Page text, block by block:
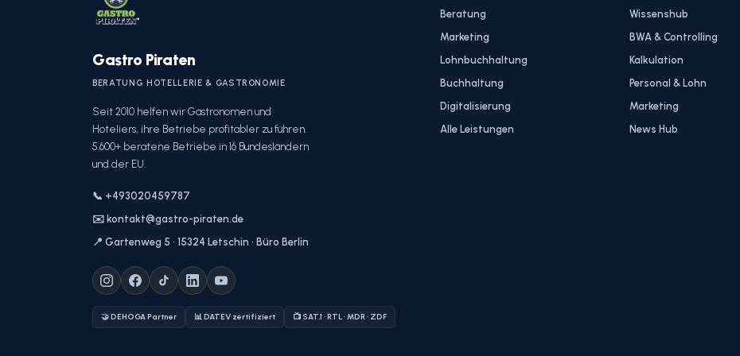
Gastro Piraten
BERATUNG HOTELLERIE & GASTRONOMIE
Seit 2010 helfen wir Gastronomen und
Hoteliers, ihre Betriebe profitabler zu führen.
5.600+ beratene Betriebe in 16 Bundesländern
und der EU.
📞 +493020459787
✉️ kontakt@gastro-piraten.de
📍 Gartenweg 5 · 15324 Letschin · Büro Berlin
🤝 DEHOGA Partner 📊 DATEV zertifiziert 📺 SAT.1 · RTL · MDR · ZDF
Beratung
Marketing
Lohnbuchhaltung
Buchhaltung
Digitalisierung
Alle Leistungen
Wissenshub
BWA & Controlling
Kalkulation
Personal & Lohn
Marketing
News Hub